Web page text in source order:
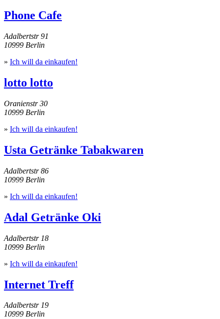
Phone Cafe
Adalbertstr 91
10999 Berlin
» Ich will da einkaufen!
lotto lotto
Oranienstr 30
10999 Berlin
» Ich will da einkaufen!
Usta Getränke Tabakwaren
Adalbertstr 86
10999 Berlin
» Ich will da einkaufen!
Adal Getränke Oki
Adalbertstr 18
10999 Berlin
» Ich will da einkaufen!
Internet Treff
Adalbertstr 19
10999 Berlin